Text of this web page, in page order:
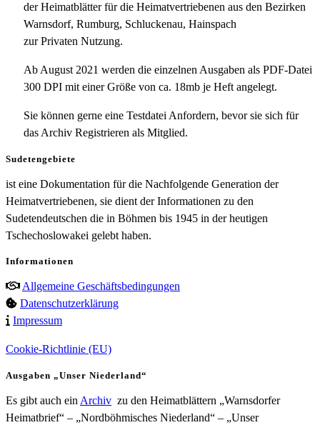
der Heimatblätter für die Heimatvertriebenen aus den Bezirken
Warnsdorf, Rumburg, Schluckenau, Hainspach
zur Privaten Nutzung.
Ab August 2021 werden die einzelnen Ausgaben als PDF-Datei
300 DPI mit einer Größe von ca. 18mb je Heft angelegt.
Sie können gerne eine Testdatei Anfordern, bevor sie sich für
das Archiv Registrieren als Mitglied.
Sudetengebiete
ist eine Dokumentation für die Nachfolgende Generation der
Heimatvertriebenen, sie dient der Informationen zu den
Sudetendeutschen die in Böhmen bis 1945 in der heutigen
Tschechoslowakei gelebt haben.
Informationen
Allgemeine Geschäftsbedingungen
Datenschutzerklärung
Impressum
Cookie-Richtlinie (EU)
Ausgaben „Unser Niederland“
Es gibt auch ein Archiv zu den Heimatblättern „Warnsdorfer
Heimatbrief“ – „Nordböhmisches Niederland“ – „Unser